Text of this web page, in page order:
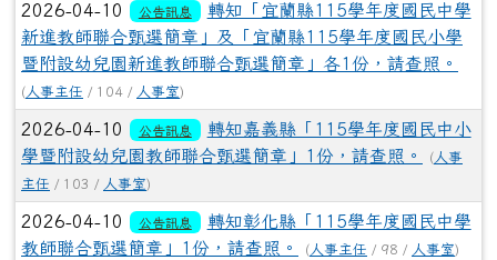
2026-04-10 公告訊息
轉知「宜蘭縣115學年度國民中學
新進教師聯合甄選簡章」及「宜蘭縣115學年度國民小學
暨附設幼兒園新進教師聯合甄選簡章」各1份，請查照。
( 人事主任 / 104 / 人事室)
2026-04-10 公告訊息
轉知嘉義縣「115學年度國民中小
學暨附設幼兒園教師聯合甄選簡章」1份，請查照。
( 人事
主任 / 103 / 人事室)
2026-04-10 公告訊息
轉知彰化縣「115學年度國民中學
教師聯合甄選簡章」1份，請查照。
( 人事主任 / 98 / 人事室)